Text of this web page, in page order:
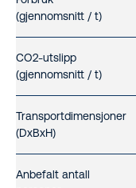
(gjennomsnitt / t)
CO2-utslipp
(gjennomsnitt / t)
Transportdimensjoner
(DxBxH)
Anbefalt antall